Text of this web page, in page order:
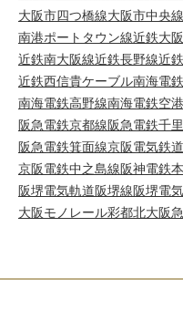
大阪市四つ橋線大阪市中央線
南港ポートタウン線近鉄大
近鉄南大阪線近鉄長野線近
近鉄西信貴ケーブル南海電
南海電鉄高野線南海電鉄空
阪急電鉄京都線阪急電鉄千
阪急電鉄箕面線京阪電気鉄
京阪電鉄中之島線阪神電鉄
阪堺電気軌道阪堺線阪堺電
大阪モノレール彩都北大阪